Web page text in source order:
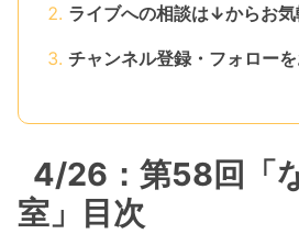
ライブへの相談は↓からお気
チャンネル登録・フォロー
4/26：第58回「
室」目次